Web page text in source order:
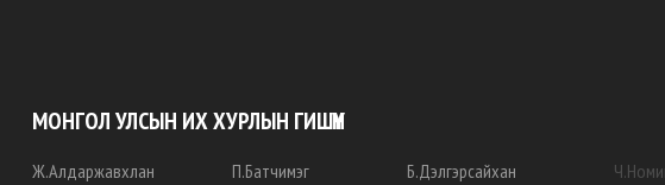
МОНГОЛ УЛСЫН ИХ ХУРЛЫН ГИШҮҮН
Ж.Алдаржавхлан
П.Батчимэг
Б.Дэлгэрсайхан
Ч.